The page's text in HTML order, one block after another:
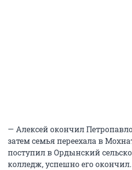
— Алексей окончил
затем семья переехала в
поступил в Ордынский
колледж, успешно его